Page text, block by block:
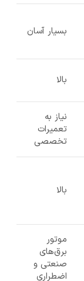
بسیار آسان
بالا
نیاز به
تعمیرات
تخصصی
بالا
موتور
برق‌های
صنعتی و
اضطراری